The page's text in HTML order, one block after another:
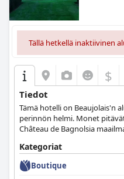
Tällä hetkellä inaktiivinen
$
Tiedot
Tämä hotelli on Beaujolais'n
perinnön helmi. Monet
Château de Bagnolsia
keskiaikaisen Châteaun
ovat suorassa yhteydessä
kellarisviiteistä, joissa on
Kategoriat
Boutique